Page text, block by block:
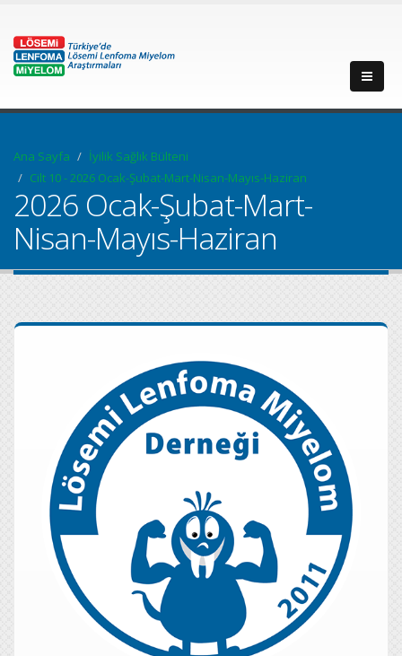
Ana Sayfa
İyilik Sağlık Bülteni
Cilt 10 - 2026 Ocak-Şubat-Mart-Nisan-Mayıs-Haziran
2026 Ocak-Şubat-Mart-
Nisan-Mayıs-Haziran